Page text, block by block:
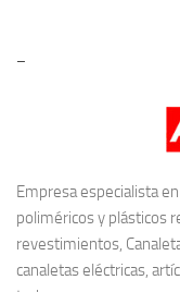
–
Empresa especialista
poliméricos y plásticos
revestimientos,
canaletas eléctricas,